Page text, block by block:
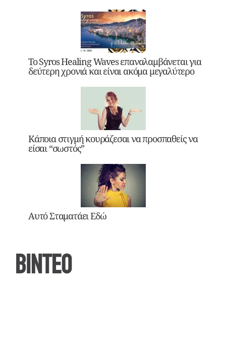
Το Syros Healing Waves επαναλαμβάνεται για
δεύτερη χρονιά και είναι ακόμα μεγαλύτερο
Κάποια στιγμή κουράζεσαι να προσπαθείς να
είσαι “σωστός”
Αυτό Σταματάει Εδώ
ΒΙΝΤΕΟ